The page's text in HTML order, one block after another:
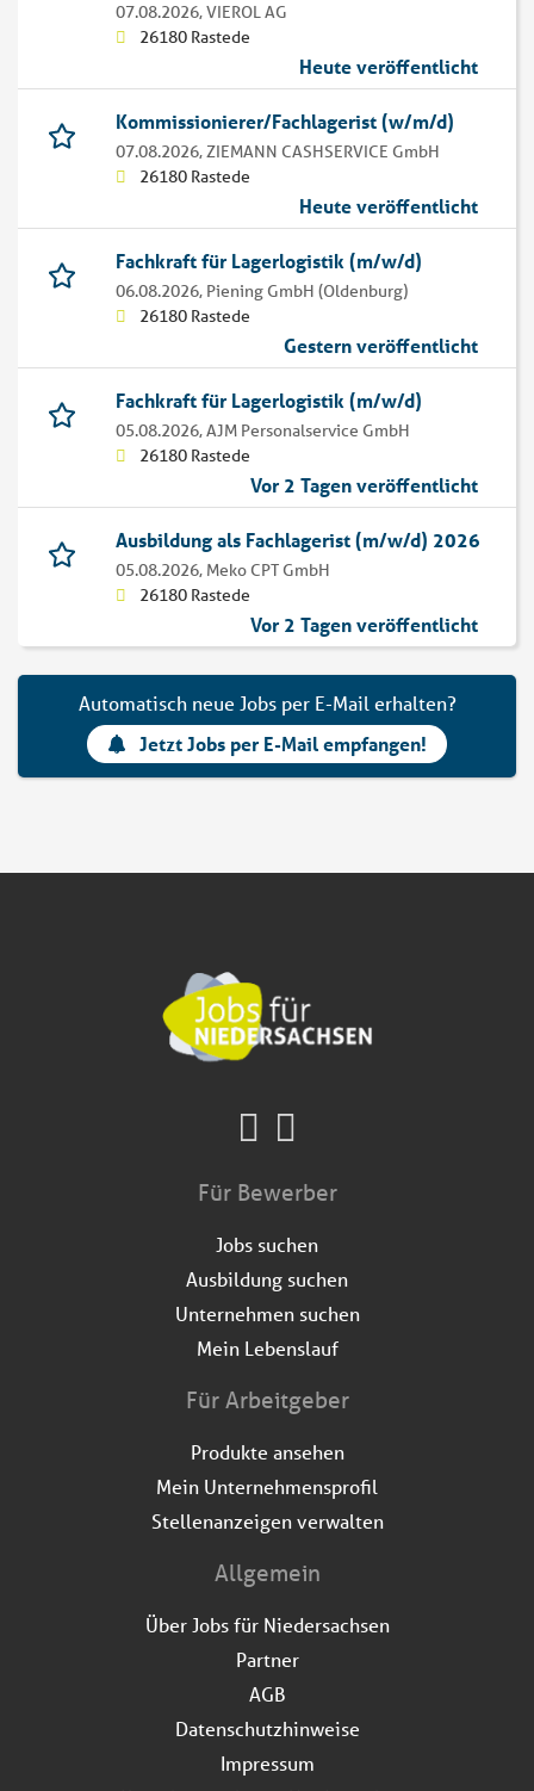
07.08.2026,VIEROL AG
26180 Rastede
Heute veröffentlicht
Kommissionierer/Fachlagerist (w/m/d)
07.08.2026,ZIEMANN CASHSERVICE GmbH
26180 Rastede
Heute veröffentlicht
Fachkraft für Lagerlogistik (m/w/d)
06.08.2026, Piening GmbH (Oldenburg)
26180 Rastede
Gestern veröffentlicht
Fachkraft für Lagerlogistik (m/w/d)
05.08.2026,AJM Personalservice GmbH
26180 Rastede
Vor 2 Tagen veröffentlicht
Ausbildung als Fachlagerist (m/w/d) 2026
05.08.2026, Meko CPT GmbH
26180 Rastede
Vor 2 Tagen veröffentlicht
Automatisch neue Jobs per E-Mail erhalten?
Jetzt Jobs per E-Mail empfangen!
Für Bewerber
Jobs suchen
Ausbildung suchen
Unternehmen suchen
Mein Lebenslauf
Für Arbeitgeber
Produkte ansehen
Mein Unternehmensprofil
Stellenanzeigen verwalten
Allgemein
Über Jobs für Niedersachsen
Partner
AGB
Datenschutzhinweise
Impressum